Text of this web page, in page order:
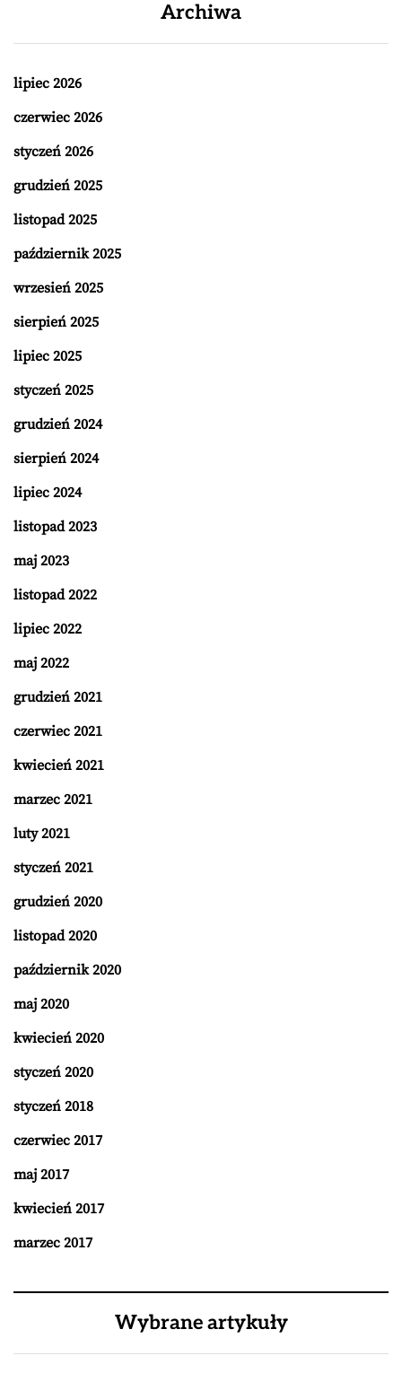
Archiwa
lipiec 2026
czerwiec 2026
styczeń 2026
grudzień 2025
listopad 2025
październik 2025
wrzesień 2025
sierpień 2025
lipiec 2025
styczeń 2025
grudzień 2024
sierpień 2024
lipiec 2024
listopad 2023
maj 2023
listopad 2022
lipiec 2022
maj 2022
grudzień 2021
czerwiec 2021
kwiecień 2021
marzec 2021
luty 2021
styczeń 2021
grudzień 2020
listopad 2020
październik 2020
maj 2020
kwiecień 2020
styczeń 2020
styczeń 2018
czerwiec 2017
maj 2017
kwiecień 2017
marzec 2017
Wybrane artykuły